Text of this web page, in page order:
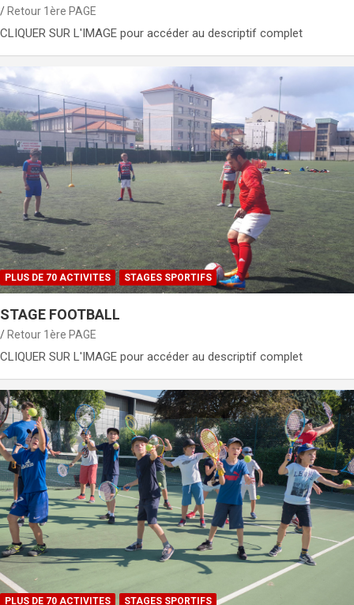
Retour 1ère PAGE
CLIQUER SUR L'IMAGE pour accéder au descriptif complet
PLUS DE 70 ACTIVITES STAGES SPORTIFS
STAGE FOOTBALL
Retour 1ère PAGE
CLIQUER SUR L'IMAGE pour accéder au descriptif complet
PLUS DE 70 ACTIVITES STAGES SPORTIFS